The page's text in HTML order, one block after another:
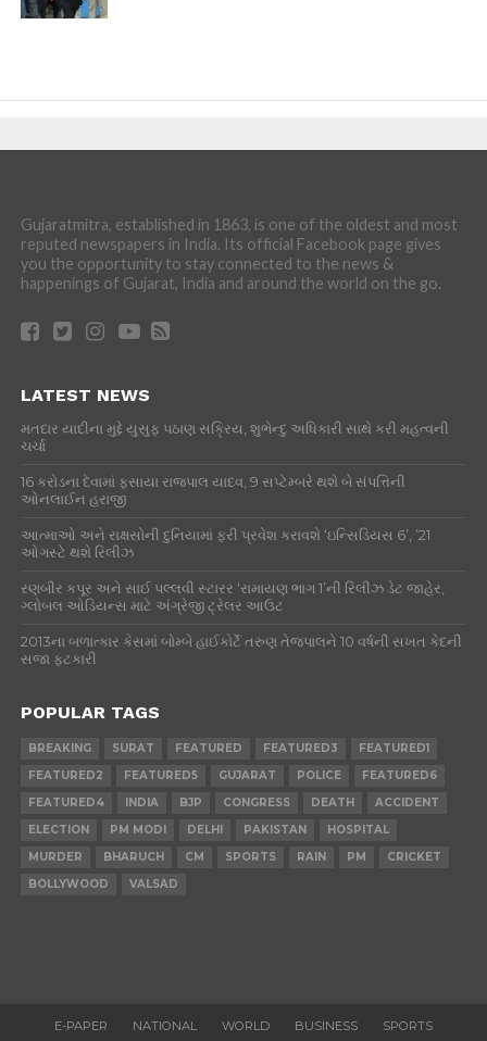
Gujaratmitra, established in 1863, is one of the oldest and most
reputed newspapers in India. Its official Facebook page gives
you the opportunity to stay connected to the news &
happenings of Gujarat, India and around the world on the go.
LATEST NEWS
મતદાર યાદીના મુદ્દે યુસુફ પઠાણ સક્રિય, શુભેન્દુ અધિકારી સાથે કરી મહત્વની
ચર્ચા
16 કરોડના દેવામાં ફસાયા રાજપાલ યાદવ, 9 સપ્ટેમ્બરે થશે બે સંપત્તિની
ઓનલાઈન હરાજી
આત્માઓ અને રાક્ષસોની દુનિયામાં ફરી પ્રવેશ કરાવશે ‘ઇન્સિડિયસ 6’, ’21
ઓગસ્ટે થશે રિલીઝ
રણબીર કપૂર અને સાઈ પલ્લવી સ્ટારર ‘રામાયણ ભાગ 1’ની રિલીઝ ડેટ જાહેર,
ગ્લોબલ ઓડિયન્સ માટે અંગ્રેજી ટ્રેલર આઉટ
2013ના બળાત્કાર કેસમાં બોમ્બે હાઈકોર્ટે તરુણ તેજપાલને 10 વર્ષની સખત કેદની
સજા ફટકારી
POPULAR TAGS
BREAKING SURAT FEATURED FEATURED3
FEATURED1
FEATURED2
FEATURED5 GUJARAT POLICE
FEATURED6
FEATURED4
INDIA BJP CONGRESS DEATH
ACCIDENT
ELECTION
PM MODI DELHI PAKISTAN
HOSPITAL
MURDER
BHARUCH CM SPORTS RAIN PM
CRICKET
BOLLYWOOD
VALSAD
E-PAPER NATIONAL WORLD BUSINESS SPORTS